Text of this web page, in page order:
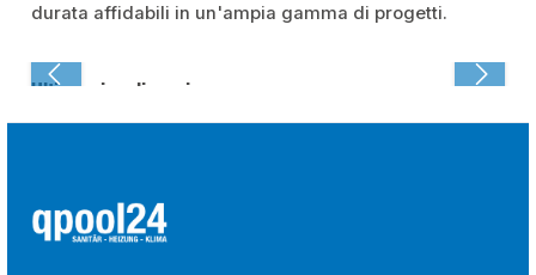
durata affidabili in un'ampia gamma di progetti.
Ultima visualizzazione: